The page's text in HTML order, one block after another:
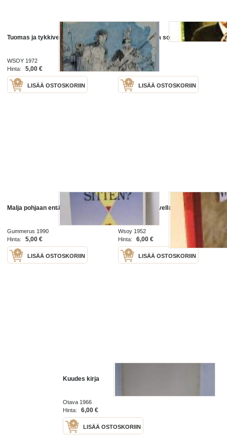
Tuomas ja tykkivene
WSOY 1972
Hinta:
5,00 €
LISÄÄ OSTOSKORIIN
Aika sotia-aika sopia
Tammi 1978
Hinta:
6,00 €
LISÄÄ OSTOSKORIIN
Malja pohjaan entä sitten
Gummerus 1990
Hinta:
5,00 €
LISÄÄ OSTOSKORIIN
Joen pilvet novelleja
Wsoy 1952
Hinta:
6,00 €
LISÄÄ OSTOSKORIIN
Kuudes kirja
Otava 1966
Hinta:
6,00 €
LISÄÄ OSTOSKORIIN